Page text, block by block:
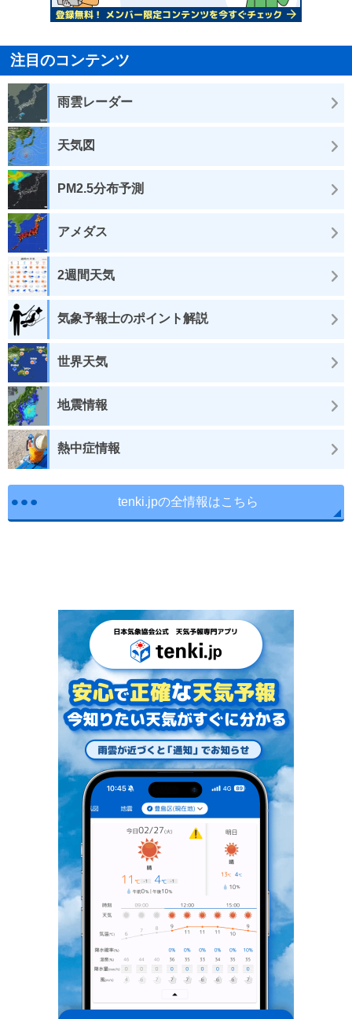
注目のコンテンツ
雨雲レーダー
天気図
PM2.5分布予測
アメダス
2週間天気
気象予報士のポイント解説
世界天気
地震情報
熱中症情報
tenki.jpの全情報はこちら